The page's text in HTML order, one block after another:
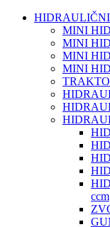
MINI
MINI
MINI
MINI
ccm